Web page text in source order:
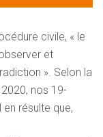
civile, « le
et
». Selon la
nos 19-
en résulte que,